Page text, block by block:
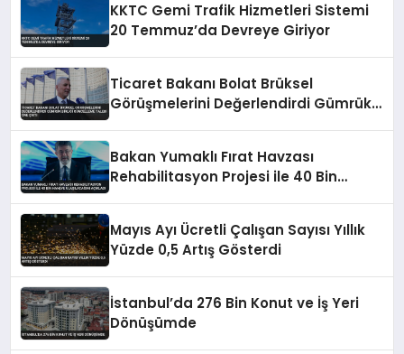
KKTC Gemi Trafik Hizmetleri Sistemi
20 Temmuz’da Devreye Giriyor
Ticaret Bakanı Bolat Brüksel
Görüşmelerini Değerlendirdi Gümrük
Bakan Yumaklı Fırat Havzası
Rehabilitasyon Projesi ile 40 Bin
Mayıs Ayı Ücretli Çalışan Sayısı Yıllık
Yüzde 0,5 Artış Gösterdi
İstanbul’da 276 Bin Konut ve İş Yeri
Dönüşümde